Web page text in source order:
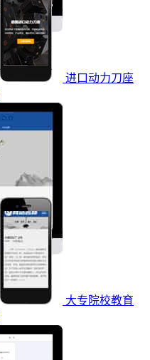
进口动力刀座
大专院校教育